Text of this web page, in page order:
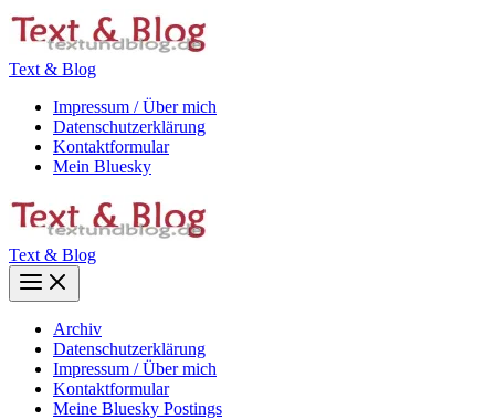
Zum
Inhalt
Text & Blog
Impressum / Über mich
Datenschutzerklärung
Kontaktformular
Mein Bluesky
Text & Blog
Main
Menu
Archiv
Datenschutzerklärung
Impressum / Über mich
Kontaktformular
Meine Bluesky Postings